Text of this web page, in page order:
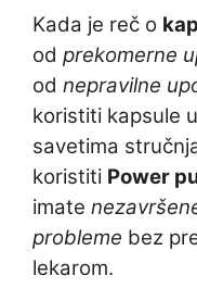
Kada je reč o
od prekomerne
od nepravilne
koristiti kapsule
savetima
koristiti Power
imate
probleme bez
lekarom.